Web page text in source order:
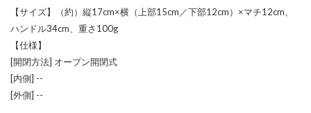
【サイズ】（約）縦17cm×横（上部15cm／下部12cm）×マチ12cm、
ハンドル34cm、重さ100g
【仕様】
[開閉方法] オープン開閉式
[内側] --
[外側] --